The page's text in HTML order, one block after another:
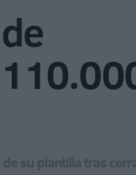
su plantilla tras